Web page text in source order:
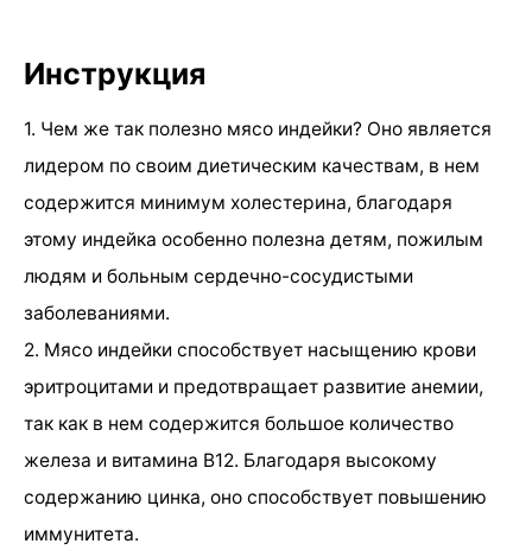
Инструкция
1. Чем же так полезно мясо индейки? Оно является
лидером по своим диетическим качествам, в нем
содержится минимум холестерина, благодаря
этому индейка особенно полезна детям, пожилым
людям и больным сердечно-сосудистыми
заболеваниями.
2. Мясо индейки способствует насыщению крови
эритроцитами и предотвращает развитие анемии,
так как в нем содержится большое количество
железа и витамина В12. Благодаря высокому
содержанию цинка, оно способствует повышению
иммунитета.